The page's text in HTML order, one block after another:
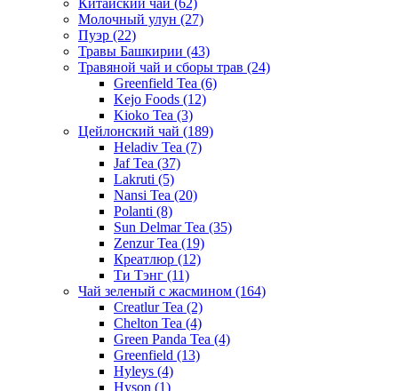
Молочный улун (27)
Пуэр (22)
Травы Башкирии (43)
Травяной чай и сборы трав (24)
Greenfield Tea (6)
Kejo Foods (12)
Kioko Tea (3)
Цейлонский чай (189)
Heladiv Tea (7)
Jaf Tea (37)
Lakruti (5)
Nansi Tea (20)
Polanti (8)
Sun Delmar Tea (35)
Zenzur Tea (19)
Креатлюр (12)
Ти Тэнг (11)
Чай зеленый с жасмином (164)
Creatlur Tea (2)
Chelton Tea (4)
Green Panda Tea (4)
Greenfield (13)
Hyleys (4)
Hyson (1)